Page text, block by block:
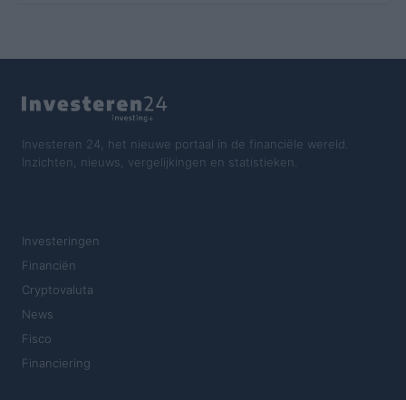
Investeren 24, het nieuwe portaal in de financiële wereld.
Inzichten, nieuws, vergelijkingen en statistieken.
Investeringen
Financiën
Cryptovaluta
News
Fisco
Financiering